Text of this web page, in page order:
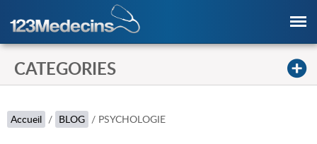
CATEGORIES
Accueil / BLOG / PSYCHOLOGIE